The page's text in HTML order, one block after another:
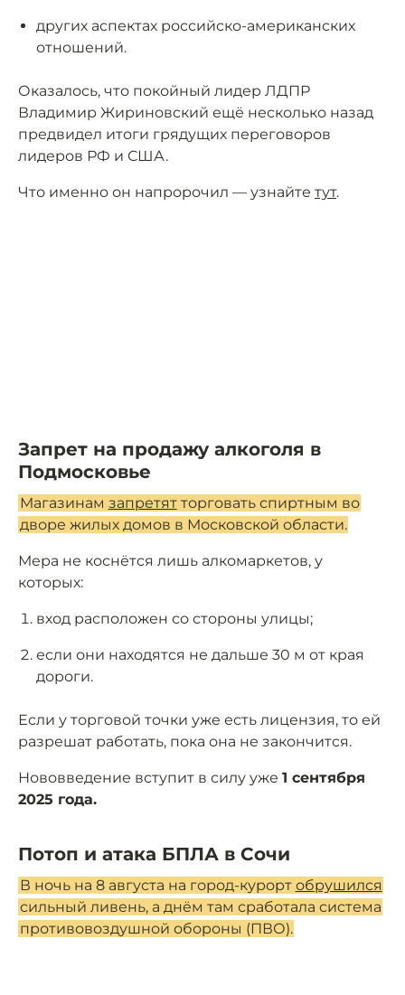
других аспектах российско-американских
отношений.
Оказалось, что покойный лидер ЛДПР
Владимир Жириновский ещё несколько назад
предвидел итоги грядущих переговоров
лидеров РФ и США.
Что именно он напророчил — узнайте тут.
Запрет на продажу алкоголя в
Подмосковье
Магазинам запретятторговать спиртным во
дворе жилых домов в Московской области.
Мера не коснётся лишь алкомаркетов, у
которых:
вход расположен со стороны улицы;
если они находятся не дальше 30 м от края
дороги.
Если у торговой точки уже есть лицензия, то ей
разрешат работать, пока она не закончится.
Нововведение вступит в силу уже 1 сентября
2025 года.
Потоп и атака БПЛА в Сочи
В ночь на 8 августа на город-курорт обрушился
сильный ливень, а днём там сработала система
противовоздушной обороны (ПВО).